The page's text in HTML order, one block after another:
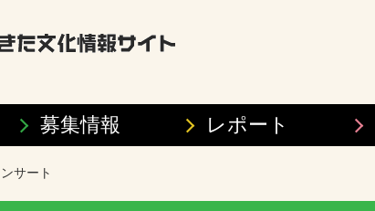
募集情報 レポート
サート